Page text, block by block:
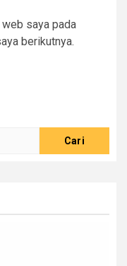
saya pada
berikutnya.